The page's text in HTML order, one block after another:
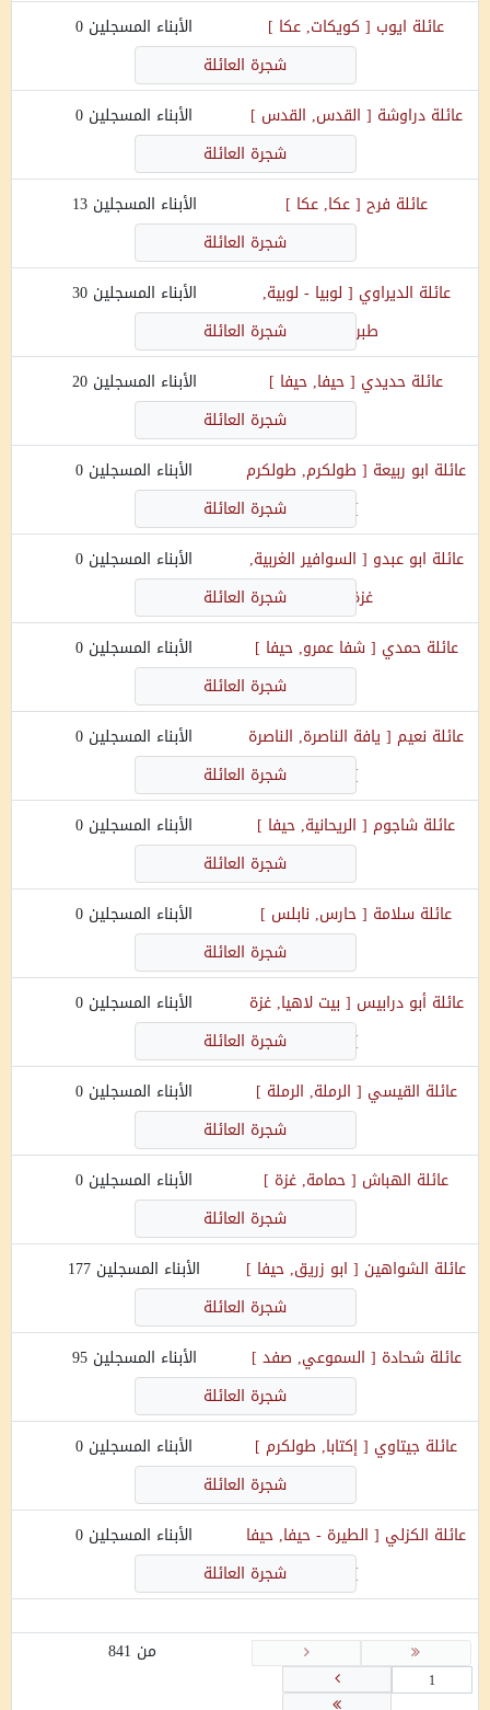
عائلة ايوب [ كويكات, عكا ] الأبناء المسجلين 0
شجرة العائلة
عائلةدراوشة [ القدس, القدس ] الأبناء المسجلين 0
شجرة العائلة
عائلة فرح [ عكا, عكا ] الأبناء المسجلين13
شجرة العائلة
عائلة الديراوي [ لوبيا - لوبية,
طبريا
الأبناء المسجلين30
شجرة العائلة
عائلة حديدي [حيفا, حيفا ] الأبناء المسجلين20
شجرة العائلة
عائلة ابو ربيعة [ طولكرم, طولكرم
]
الأبناء المسجلين 0
شجرة العائلة
عائلة ابو عبدو [ السوافير الغربية,
غزة
الأبناء المسجلين 0
شجرة العائلة
عائلةحمدي [ شفا عمرو, حيفا ] الأبناء المسجلين 0
شجرة العائلة
عائلة نعيم [ يافة الناصرة, الناصرة
]
الأبناء المسجلين 0
شجرة العائلة
عائلة شاجوم [ الريحانية, حيفا ] الأبناء المسجلين 0
شجرة العائلة
عائلة سلامة [حارس, نابلس ] الأبناء المسجلين 0
شجرة العائلة
عائلةأبو درابيس [ بيت لاهيا, غزة
]
الأبناء المسجلين 0
شجرة العائلة
عائلة القيسي [ الرملة, الرملة ] الأبناء المسجلين 0
شجرة العائلة
عائلة الهباش [حمامة, غزة ] الأبناء المسجلين 0
شجرة العائلة
عائلة الشواهين [ ابو زريق, حيفا ] الأبناء المسجلين 177
شجرة العائلة
عائلةشحادة [ السموعي, صفد ] الأبناء المسجلين95
شجرة العائلة
عائلة جيتاوي [إكتابا, طولكرم ] الأبناء المسجلين 0
شجرة العائلة
عائلة الكزلي [ الطيرة - حيفا, حيفا
]
الأبناء المسجلين 0
شجرة العائلة
من 841